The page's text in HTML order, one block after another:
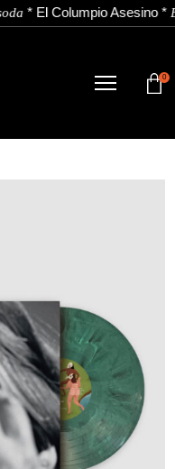
*El Columpio Asesino*
politika
0